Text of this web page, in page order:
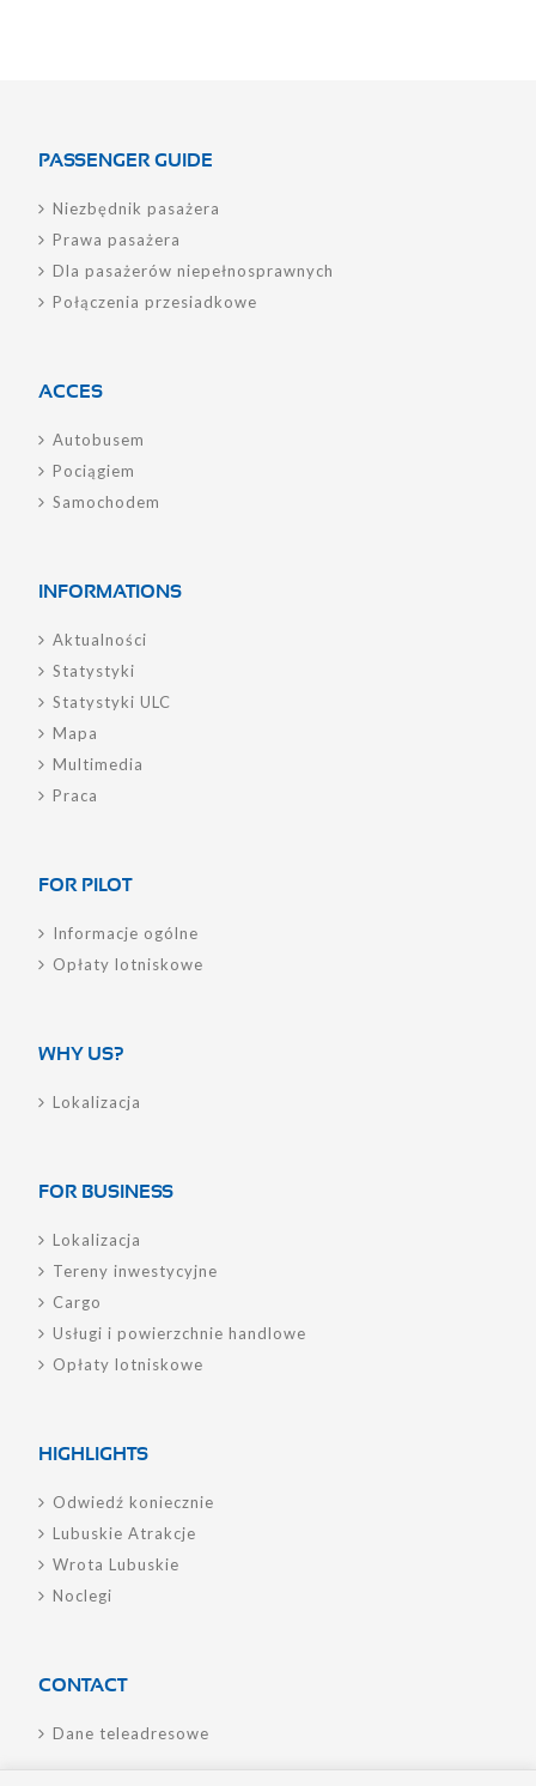
PASSENGER GUIDE
Niezbędnik pasażera
Prawa pasażera
Dla pasażerów niepełnosprawnych
Połączenia przesiadkowe
ACCES
Autobusem
Pociągiem
Samochodem
INFORMATIONS
Aktualności
Statystyki
Statystyki ULC
Mapa
Multimedia
Praca
FOR PILOT
Informacje ogólne
Opłaty lotniskowe
WHY US?
Lokalizacja
FOR BUSINESS
Lokalizacja
Tereny inwestycyjne
Cargo
Usługi i powierzchnie handlowe
Opłaty lotniskowe
HIGHLIGHTS
Odwiedź koniecznie
Lubuskie Atrakcje
Wrota Lubuskie
Noclegi
CONTACT
Dane teleadresowe